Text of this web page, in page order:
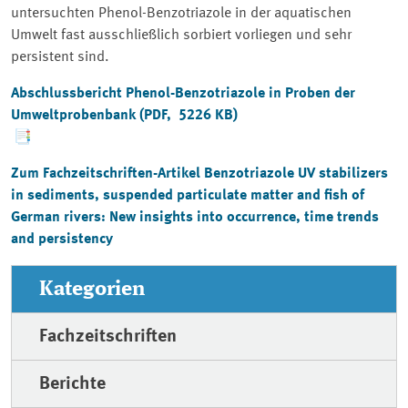
untersuchten Phenol-Benzotriazole in der aquatischen
Umwelt fast ausschließlich sorbiert vorliegen und sehr
persistent sind.
Abschlussbericht Phenol-Benzotriazole in Proben der
Umweltprobenbank (PDF, 5226 KB)
Zum Fachzeitschriften-Artikel Benzotriazole UV stabilizers
in sediments, suspended particulate matter and fish of
German rivers: New insights into occurrence, time trends
and persistency
Kategorien
Fachzeitschriften
Berichte